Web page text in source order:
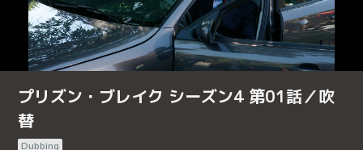
プリズン・ブレイク シーズン4 第01話／吹
替
Dubbing